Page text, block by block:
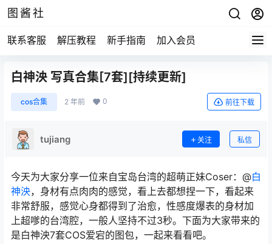
图酱社
联系客服 解压教程 新手指南 加入会员
白神泱 写真合集[7套][持续更新]
cos合集 2 年前 0 前往下载
tujiang 关注 私信
今天为大家分享一位来自宝岛台湾的超萌正妹Coser：@白
神泱，身材有点肉肉的感觉，看上去都想捏一下，看起来
非常舒服，感觉心身都得到了治愈，性感度爆表的身材加
上超嗲的台湾腔，一般人坚持不过3秒。下面为大家带来的
是白神泱7套COS爱宕的图包，一起来看看吧。